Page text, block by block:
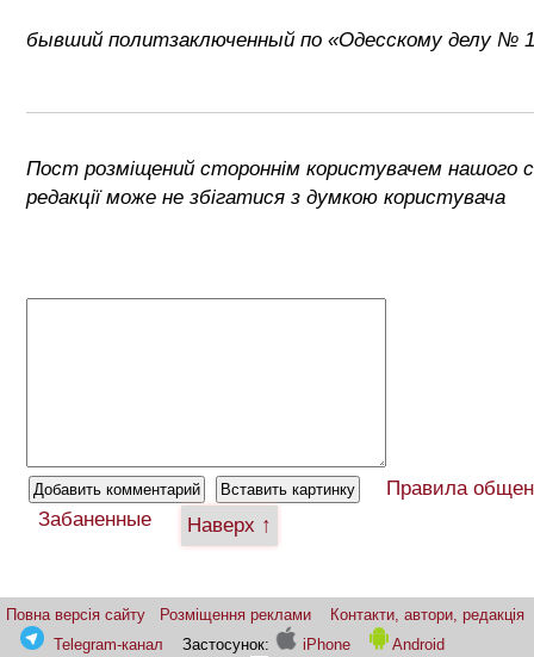
бывший политзаключенный по «Одесскому делу №
Пост розміщений стороннім користувачем нашого
редакції може не збігатися з думкою користувача
Правила
Забаненные
Наверх ↑
Повна версія сайту Розміщення реклами
Контакти, автори, редакція
Telegram-канал
Застосунок: iPhone
Android